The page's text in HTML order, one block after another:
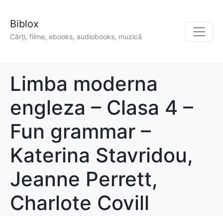
Biblox
Cărți, filme, ebooks, audiobooks, muzică
Limba moderna
engleza – Clasa 4 –
Fun grammar –
Katerina Stavridou,
Jeanne Perrett,
Charlote Covill